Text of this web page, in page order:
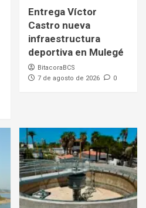
Entrega Víctor
Castro nueva
infraestructura
deportiva en Mulegé
BitacoraBCS
7 de agosto de 2026
0